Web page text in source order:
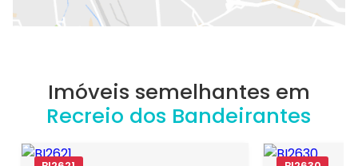
Imóveis semelhantes em
Recreio dos Bandeirantes